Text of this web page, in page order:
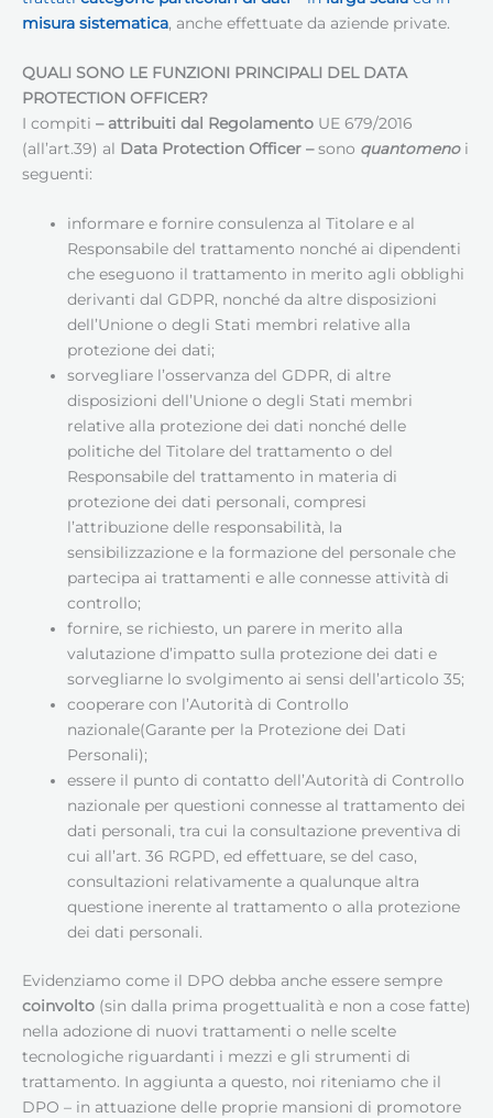
misura sistematica, anche effettuate da aziende private.
QUALI SONO LE FUNZIONI PRINCIPALI DEL DATA
PROTECTION OFFICER?
I compiti – attribuiti dal Regolamento UE 679/2016
(all’art.39) al Data Protection Officer –sono quantomenoi
seguenti:
informare e fornire consulenza al Titolare e al
Responsabile del trattamento nonché ai dipendenti
che eseguono il trattamento in merito agli obblighi
derivanti dal GDPR, nonché da altre disposizioni
dell’Unione o degli Stati membri relative alla
protezione dei dati;
sorvegliare l’osservanza del GDPR, di altre
disposizioni dell’Unione o degli Stati membri
relative alla protezione dei dati nonché delle
politiche del Titolare del trattamento o del
Responsabile del trattamento in materia di
protezione dei dati personali, compresi
l’attribuzione delle responsabilità, la
sensibilizzazione e la formazione del personale che
partecipa ai trattamenti e alle connesse attività di
controllo;
fornire, se richiesto, un parere in merito alla
valutazione d’impatto sulla protezione dei dati e
sorvegliarne lo svolgimento ai sensi dell’articolo 35;
cooperare con l’Autorità di Controllo
nazionale(Garante per la Protezione dei Dati
Personali);
essere il punto di contatto dell’Autorità di Controllo
nazionale per questioni connesse al trattamento dei
dati personali, tra cui la consultazione preventiva di
cui all’art. 36 RGPD, ed effettuare, se del caso,
consultazioni relativamente a qualunque altra
questione inerente al trattamento o alla protezione
dei dati personali.
Evidenziamo come il DPO debba anche essere sempre
coinvolto (sin dalla prima progettualità e non a cose fatte)
nella adozione di nuovi trattamenti o nelle scelte
tecnologiche riguardanti i mezzi e gli strumenti di
trattamento. In aggiunta a questo, noi riteniamo che il
DPO – in attuazione delle proprie mansioni di promotore